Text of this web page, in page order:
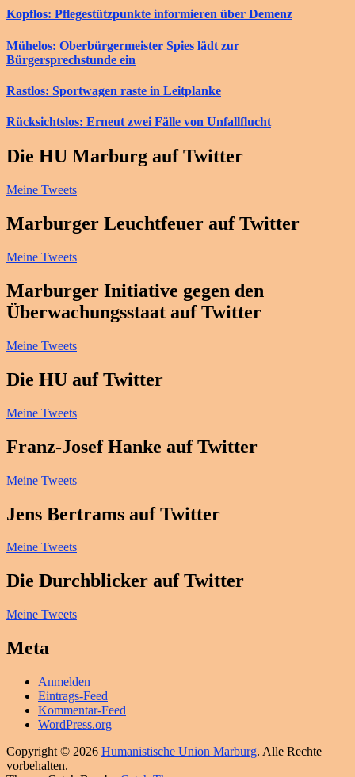
Kopflos: Pflegestützpunkte informieren über Demenz
Mühelos: Oberbürgermeister Spies lädt zur
Bürgersprechstunde ein
Rastlos: Sportwagen raste in Leitplanke
Rücksichtslos: Erneut zwei Fälle von Unfallflucht
Die HU Marburg auf Twitter
Meine Tweets
Marburger Leuchtfeuer auf Twitter
Meine Tweets
Marburger Initiative gegen den
Überwachungsstaat auf Twitter
Meine Tweets
Die HU auf Twitter
Meine Tweets
Franz-Josef Hanke auf Twitter
Meine Tweets
Jens Bertrams auf Twitter
Meine Tweets
Die Durchblicker auf Twitter
Meine Tweets
Meta
Anmelden
Eintrags-Feed
Kommentar-Feed
WordPress.org
Copyright © 2026 Humanistische Union Marburg. Alle Rechte
vorbehalten.